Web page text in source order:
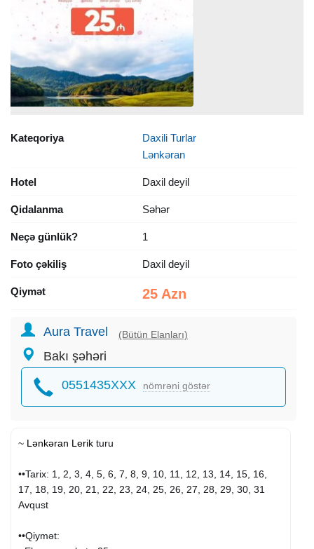
Kateqoriya
Daxili Turlar
Lənkəran
Hotel Daxil deyil
Qidalanma Səhər
Neçə günlük? 1
Foto çəkiliş Daxil deyil
Qiymət 25 Azn
Aura Travel (Bütün Elanları)
Bakı şəhəri
0551435XXX nömrəni göstər
~ Lənkəran Lerik turu
••Tarix: 1, 2, 3, 4, 5, 6, 7, 8, 9, 10, 11, 12, 13, 14, 15, 16,
17, 18, 19, 20, 21, 22, 23, 24, 25, 26, 27, 28, 29, 30, 31
Avqust
••Qiymət: